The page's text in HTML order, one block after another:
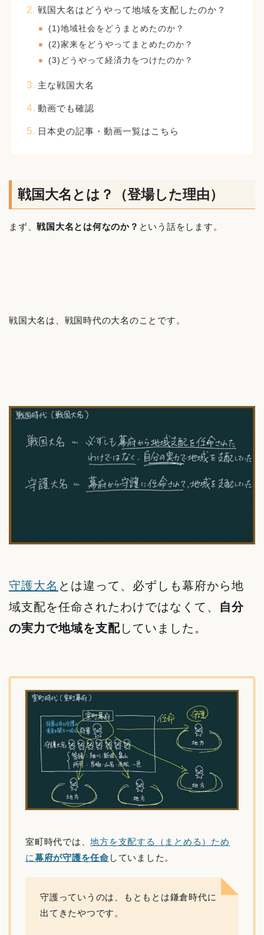
戦国大名はどうやって地域を支配したのか？
(1)地域社会をどうまとめたのか？
(2)家来をどうやってまとめたのか？
(3)どうやって経済力をつけたのか？
主な戦国大名
動画でも確認
日本史の記事・動画一覧はこちら
戦国大名とは？（登場した理由）
まず、戦国大名とは何なのか？ という話をします。
戦国大名は、戦国時代の大名のことです。
守護大名 とは違って、必ずしも幕府から地
域支配を任命されたわけではなくて、 自分
の実力で地域を支配していました。
室町時代では、地方を支配する（まとめる）ため
に幕府が守護を任命 していました。
守護っていうのは、もともとは鎌倉時代に
出てきたやつです。